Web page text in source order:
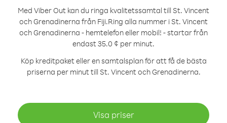
Med Viber Out kan du ringa kvalitetssamtal till St. Vincent
och Grenadinerna från Fiji.Ring alla nummer i St. Vincent
och Grenadinerna - hemtelefon eller mobil! - startar från
endast 35.0 ¢ per minut.
Köp kreditpaket eller en samtalsplan för att få de bästa
priserna per minut till St. Vincent och Grenadinerna.
Visa priser